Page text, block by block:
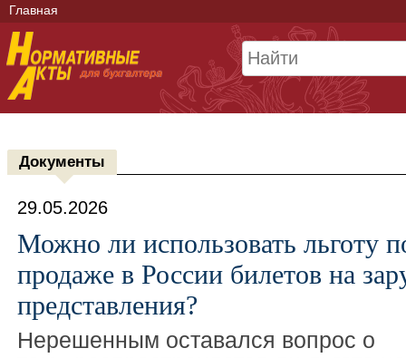
Главная
Документы
29.05.2026
Можно ли использовать льготу
продаже в России билетов на
представления?
Нерешенным оставался вопрос о